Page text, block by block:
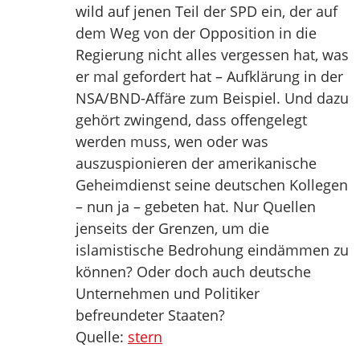
wild auf jenen Teil der SPD ein, der auf
dem Weg von der Opposition in die
Regierung nicht alles vergessen hat, was
er mal gefordert hat – Aufklärung in der
NSA/BND-Affäre zum Beispiel. Und dazu
gehört zwingend, dass offengelegt
werden muss, wen oder was
auszuspionieren der amerikanische
Geheimdienst seine deutschen Kollegen
– nun ja – gebeten hat. Nur Quellen
jenseits der Grenzen, um die
islamistische Bedrohung eindämmen zu
können? Oder doch auch deutsche
Unternehmen und Politiker
befreundeter Staaten?
Quelle: stern